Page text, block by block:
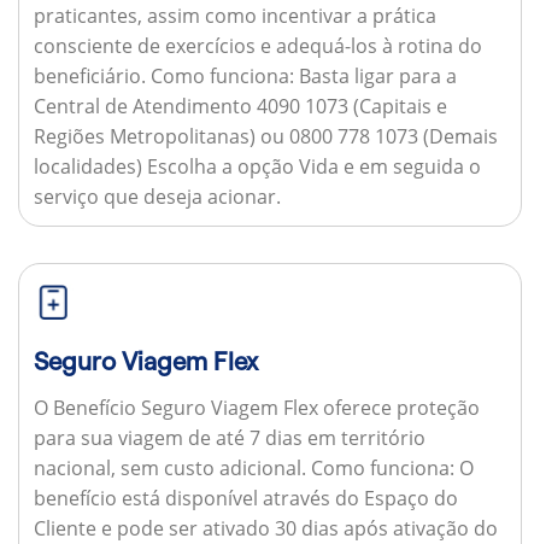
praticantes, assim como incentivar a prática
consciente de exercícios e adequá-los à rotina do
beneficiário. Como funciona: Basta ligar para a
Central de Atendimento 4090 1073 (Capitais e
Regiões Metropolitanas) ou 0800 778 1073 (Demais
localidades) Escolha a opção Vida e em seguida o
serviço que deseja acionar.
Seguro Viagem Flex
O Benefício Seguro Viagem Flex oferece proteção
para sua viagem de até 7 dias em território
nacional, sem custo adicional. Como funciona: O
benefício está disponível através do Espaço do
Cliente e pode ser ativado 30 dias após ativação do